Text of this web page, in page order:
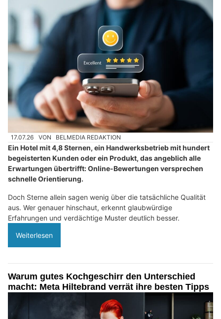
17.07.26 VON BELMEDIA REDAKTION
Ein Hotel mit 4,8 Sternen, ein Handwerksbetrieb mit hundert
begeisterten Kunden oder ein Produkt, das angeblich alle
Erwartungen übertrifft: Online-Bewertungen versprechen
schnelle Orientierung.
Doch Sterne allein sagen wenig über die tatsächliche Qualität
aus. Wer genauer hinschaut, erkennt glaubwürdige
Erfahrungen und verdächtige Muster deutlich besser.
Weiterlesen
Warum gutes Kochgeschirr den Unterschied
macht: Meta Hiltebrand verrät ihre besten Tipps